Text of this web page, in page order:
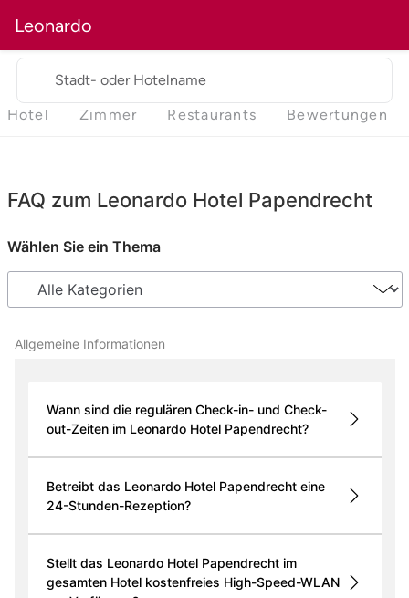
Leonardo
Stadt- oder Hotelname
Hotel Zimmer Restaurants Bewertungen
FAQ zum Leonardo Hotel Papendrecht
Wählen Sie ein Thema
Allgemeine Informationen
Wann sind die regulären Check-in- und Check-
out-Zeiten im Leonardo Hotel Papendrecht?
Betreibt das Leonardo Hotel Papendrecht eine
24-Stunden-Rezeption?
Stellt das Leonardo Hotel Papendrecht im
gesamten Hotel kostenfreies High-Speed-WLAN